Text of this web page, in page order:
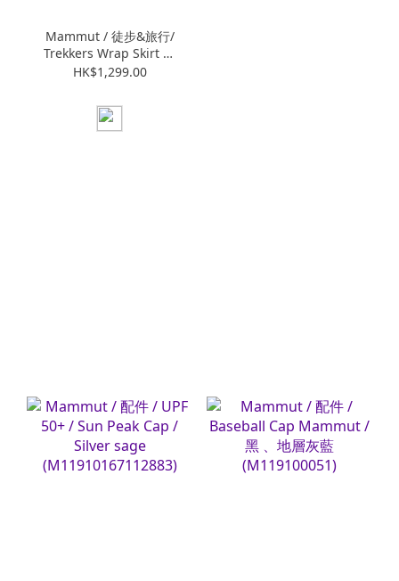
Mammut / 徒步&旅行/
Trekkers Wrap Skirt 亞
洲版 女款 / 黑
HK$1,299.00